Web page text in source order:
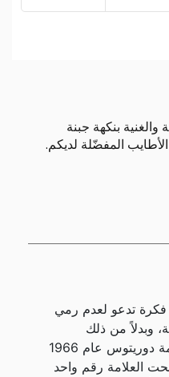
بنكهة جبنة
المفضّلة لديكم.
فكرة تدعو لعدم رمي
وبدلاً من ذلك
تقطيعها وقليها. انطلقت علامة دوريتوس عام 1966
العلامة رقم واحد